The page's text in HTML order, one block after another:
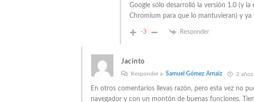
Google sólo desarrolló la versión 1.0 (y
Chromium para que lo mantuvieran) y
-3 Responder
Jacinto
Responder a Samuel Gómez Arnaiz 2
En otros comentarios llevas razón, pero esta vez no
navegador y con un montón de buenas funciones.